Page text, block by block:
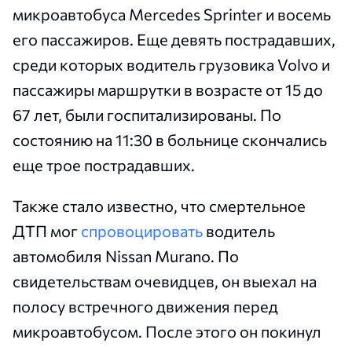
микроавтобуса Mercedes Sprinter и восемь
его пассажиров. Еще девять пострадавших,
среди которых водитель грузовика Volvo и
пассажиры маршрутки в возрасте от 15 до
67 лет, были госпитализированы. По
состоянию на 11:30 в больнице скончались
еще трое пострадавших.
Также стало известно, что смертельное
ДТП мог спровоцировать водитель
автомобиля Nissan Murano. По
свидетельствам очевидцев, он выехал на
полосу встречного движения перед
микроавтобусом. После этого он покинул